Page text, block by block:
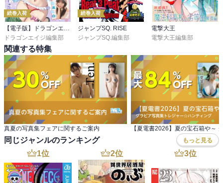
続巻入荷
ドラゴンエイジ編集部
続巻入荷
ジャンプSQ. RISE
ジャンプSQ.編集部
電撃大王
電撃大王編集部
関連する特集
真夏の写真集フェアに関するご案内
同じジャンルのランキング もっと見る
1位 2位 3位